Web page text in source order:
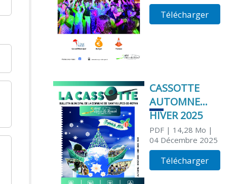
Télécharger
CASSOTTE
AUTOMNE
HIVER 2025
PDF| 14,28 Mo |
04 Décembre 2025
Télécharger